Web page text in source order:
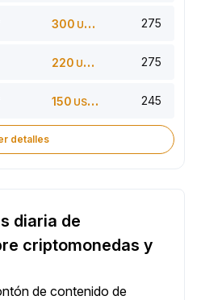
300 USDT 275
220 USDT 275
150 USDT 245
detalles
diaria de
criptomonedas y
de contenido de